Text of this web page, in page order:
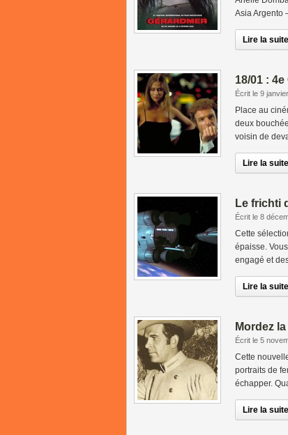
Asia Argento
Lire la
18/01 :
Écrit le 9
Place au
deux
voisin de
Lire la
Le frichti
Écrit le 8
Cette
épaisse.
engagé et
Lire la
Mordez
Écrit le 5
Cette
portraits de
échapper.
Lire la